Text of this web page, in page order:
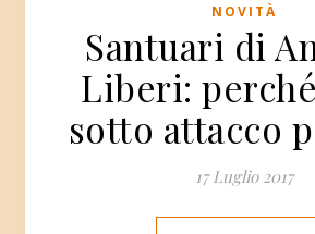
NOVITÀ
Santuari di
Liberi:
sotto attacco
17 Luglio 2017